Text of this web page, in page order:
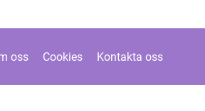
oss Cookies Kontakta oss